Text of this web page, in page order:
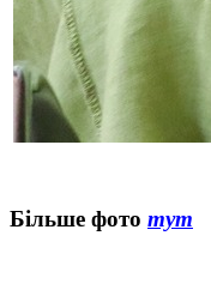
Більше фото тут